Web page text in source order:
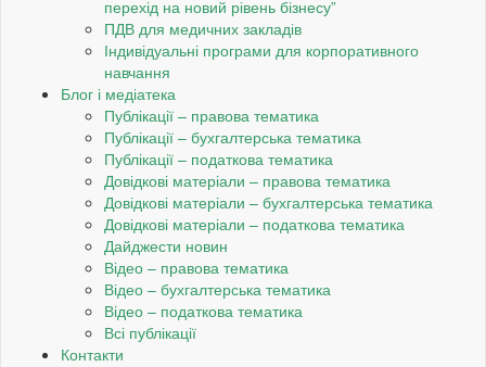
перехід на новий рівень бізнесу”
ПДВ для медичних закладів
Індивідуальні програми для корпоративного
навчання
Блог і медіатека
Публікації – правова тематика
Публікації – бухгалтерська тематика
Публікації – податкова тематика
Довідкові матеріали – правова тематика
Довідкові матеріали – бухгалтерська тематика
Довідкові матеріали – податкова тематика
Дайджести новин
Відео – правова тематика
Відео – бухгалтерська тематика
Відео – податкова тематика
Всі публікації
Контакти